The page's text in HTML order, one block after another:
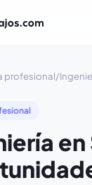
profesional/